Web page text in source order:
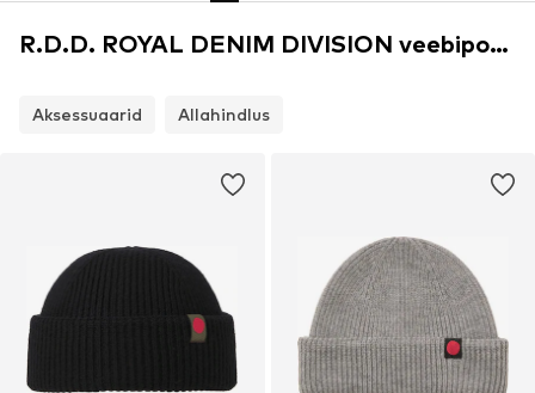
R.D.D. ROYAL DENIM DIVISION veebipood
Aksessuaarid Allahindlus